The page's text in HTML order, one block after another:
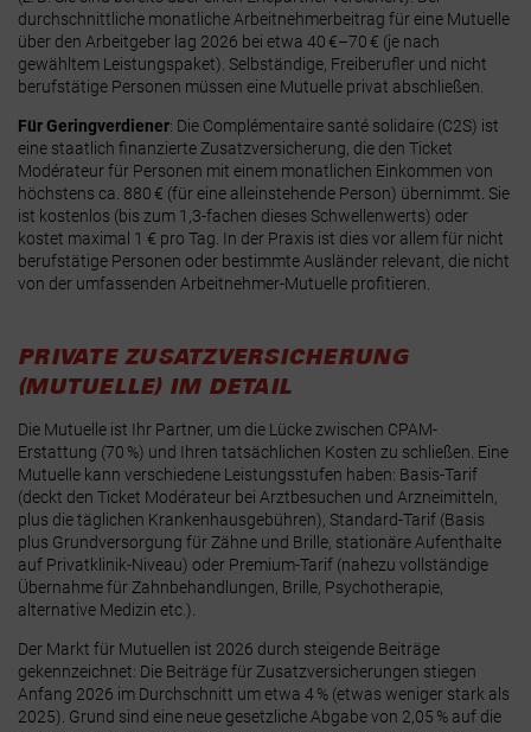
durchschnittliche monatliche Arbeitnehmerbeitrag für eine Mutuelle
über den Arbeitgeber lag 2026 bei etwa 40 €–70 € (je nach
gewähltem Leistungspaket). Selbständige, Freiberufler und nicht
berufstätige Personen müssen eine Mutuelle privat abschließen.
Für Geringverdiener: Die Complémentaire santé solidaire (C2S) ist
eine staatlich finanzierte Zusatzversicherung, die den Ticket
Modérateur für Personen mit einem monatlichen Einkommen von
höchstens ca. 880 € (für eine alleinstehende Person) übernimmt. Sie
ist kostenlos (bis zum 1,3-fachen dieses Schwellenwerts) oder
kostet maximal 1 € pro Tag . In der Praxis ist dies vor allem für nicht
berufstätige Personen oder bestimmte Ausländer relevant, die nicht
von der umfassenden Arbeitnehmer-Mutuelle profitieren.
PRIVATE ZUSATZVERSICHERUNG
(MUTUELLE) IM DETAIL
Die Mutuelle ist Ihr Partner, um die Lücke zwischen CPAM-
Erstattung (70 %) und Ihren tatsächlichen Kosten zu schließen. Eine
Mutuelle kann verschiedene Leistungsstufen haben: Basis-Tarif
(deckt den Ticket Modérateur bei Arztbesuchen und Arzneimitteln,
plus die täglichen Krankenhausgebühren), Standard-Tarif (Basis
plus Grundversorgung für Zähne und Brille, stationäre Aufenthalte
auf Privatklinik-Niveau) oder Premium-Tarif (nahezu vollständige
Übernahme für Zahnbehandlungen, Brille, Psychotherapie,
alternative Medizin etc.).
Der Markt für Mutuellen ist 2026 durch steigende Beiträge
gekennzeichnet: Die Beiträge für Zusatzversicherungen stiegen
Anfang 2026 im Durchschnitt um etwa 4 % (etwas weniger stark als
2025). Grund sind eine neue gesetzliche Abgabe von 2,05 % auf die